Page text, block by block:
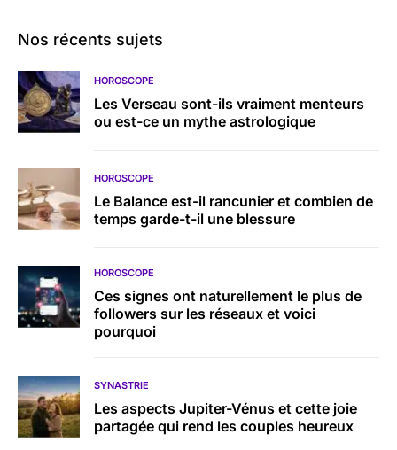
Nos récents sujets
HOROSCOPE
Les Verseau sont-ils vraiment menteurs
ou est-ce un mythe astrologique
HOROSCOPE
Le Balance est-il rancunier et combien de
temps garde-t-il une blessure
HOROSCOPE
Ces signes ont naturellement le plus de
followers sur les réseaux et voici
pourquoi
SYNASTRIE
Les aspects Jupiter-Vénus et cette joie
partagée qui rend les couples heureux